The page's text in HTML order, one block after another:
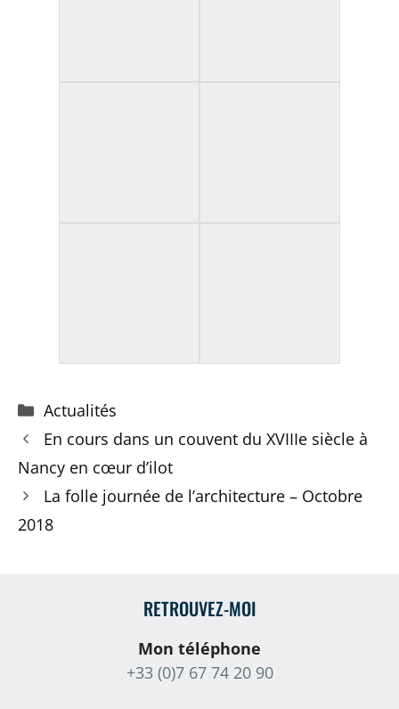
Catégories
Actualités
En cours dans un couvent du XVIIIe siècle à
Nancy en cœur d’ilot
La folle journée de l’architecture – Octobre
2018
RETROUVEZ-MOI
Mon téléphone
+33 (0)7 67 74 20 90